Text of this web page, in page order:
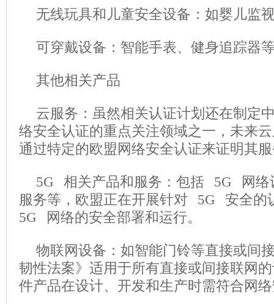
无线玩具和儿童安全设备：如婴儿监
可穿戴设备：智能手表、健身追踪器
其他相关产品
云服务：虽然相关认证计划还在制定
络安全认证的重点关注领域之一，未来
通过特定的欧盟网络安全认证来证明其
5G 相关产品和服务：包括 5G 网
服务等，欧盟正在开展针对 5G 安全的
5G 网络的安全部署和运行。
物联网设备：如智能门铃等直接或间
韧性法案》适用于所有直接或间接联网
件产品在设计、开发和生产时需符合网